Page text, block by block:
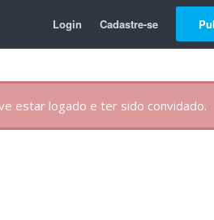
Login Cadastre-se
estar logado e ter sido convidado.